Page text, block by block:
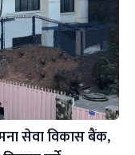
सेवा विकास बैंक,